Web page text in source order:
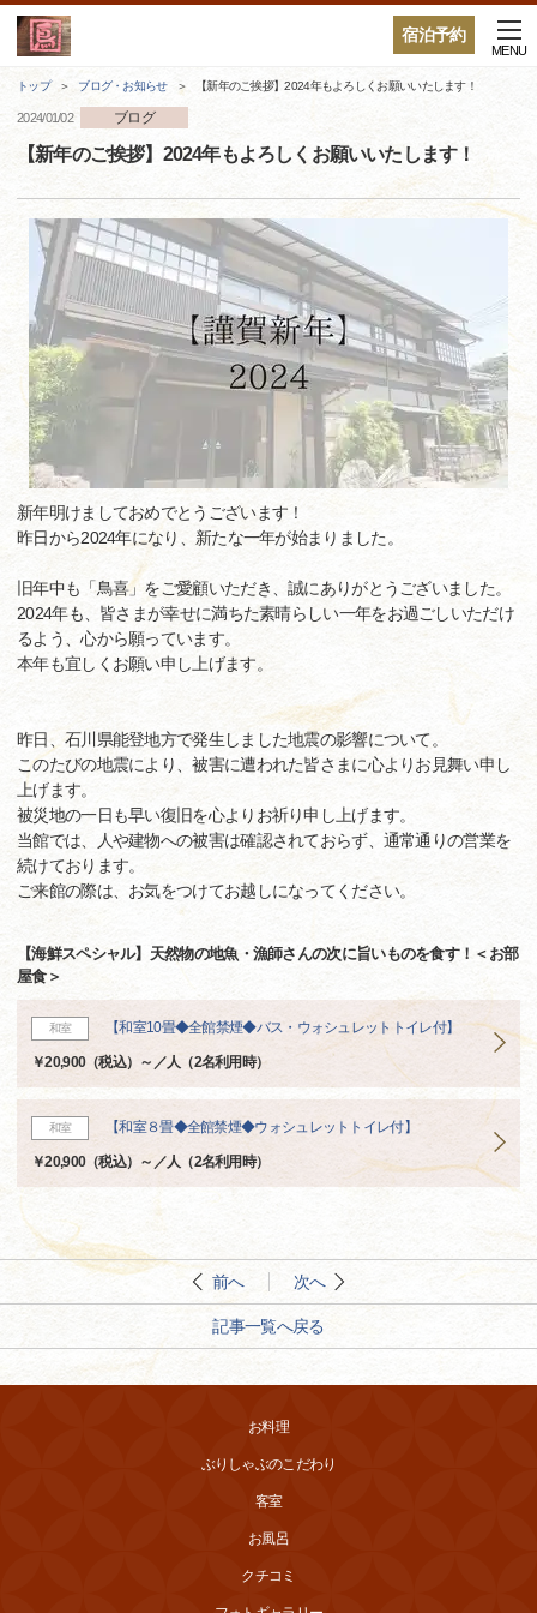
宿泊予約
MENU
トップ ブログ・お知らせ 【新年のご挨拶】2024年もよろしくお願いいたします！
2024/01/02 ブログ
【新年のご挨拶】2024年もよろしくお願いいたします！
新年明けましておめでとうございます！
昨日から2024年になり、新たな一年が始まりました。
旧年中も「鳥喜」をご愛顧いただき、誠にありがとうございました。
2024年も、皆さまが幸せに満ちた素晴らしい一年をお過ごしいただけ
るよう、心から願っています。
本年も宜しくお願い申し上げます。
昨日、石川県能登地方で発生しました地震の影響について。
このたびの地震により、被害に遭われた皆さまに心よりお見舞い申し
上げます。
被災地の一日も早い復旧を心よりお祈り申し上げます。
当館では、人や建物への被害は確認されておらず、通常通りの営業を
続けております。
ご来館の際は、お気をつけてお越しになってください。
【海鮮スペシャル】天然物の地魚・漁師さんの次に旨いものを食す！＜お部
屋食＞
和室 【和室10畳◆全館禁煙◆バス・ウォシュレットトイレ付】
￥20,900（税込）～／人（2名利用時）
和室 【和室８畳◆全館禁煙◆ウォシュレットトイレ付】
￥20,900（税込）～／人（2名利用時）
前へ 次へ
記事一覧へ戻る
お料理
ぶりしゃぶのこだわり
客室
お風呂
クチコミ